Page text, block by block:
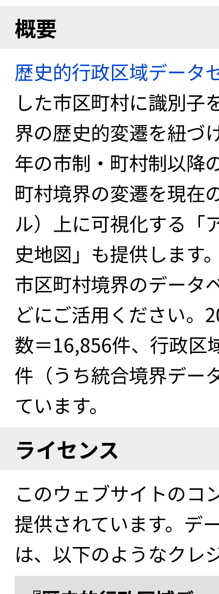
概要
歴史的行政区域データ
した市区町村に識別子
界の歴史的変遷を紐づ
年の市制・町村制以降
町村境界の変遷を現在
ル）上に可視化する「
史地図」も提供します
市区町村境界のデータ
どにご活用ください。
数＝16,856件、行政区
件（うち統合境界デー
ています。
ライセンス
このウェブサイトのコ
提供されています。デ
は、以下のようなクレ